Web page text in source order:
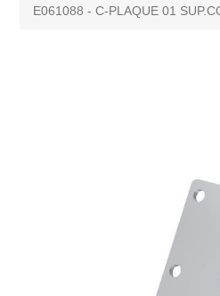
E061088 - C-PLAQUE 01